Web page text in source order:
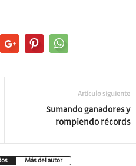
Artículo siguiente
Sumando ganadores y
rompiendo récords
Más del autor